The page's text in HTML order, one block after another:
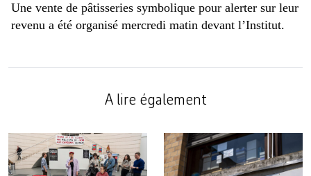
Une vente de pâtisseries symbolique pour alerter sur leur
revenu a été organisé mercredi matin devant l’Institut.
A lire également